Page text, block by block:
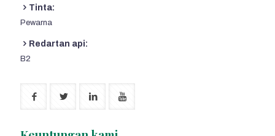
Tinta:
Pewarna
Redartan api:
B2